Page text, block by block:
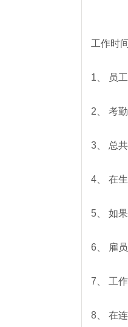
工作时间
1、 员
2、 考
3、 总
4、 在
5、 如
6、 雇
7、 工
8、 在